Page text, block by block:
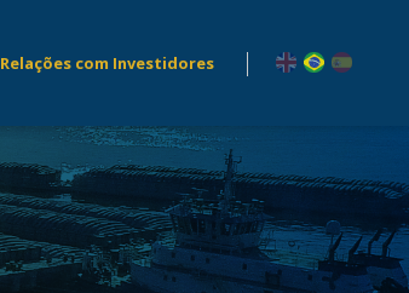
Relações com Investidores